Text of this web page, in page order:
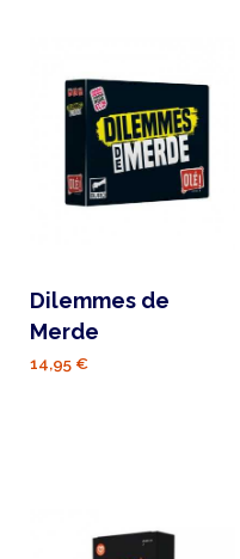
Dilemmes de
Merde
14,95 €